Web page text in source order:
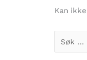
Kan
etter: